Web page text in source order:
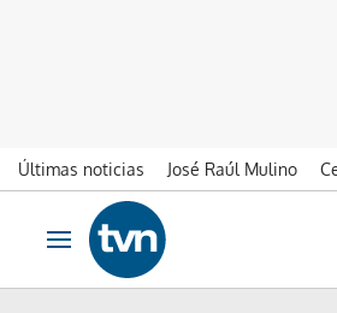
Últimas noticias José Raúl Mulino
Ir al contenido
Obrir navegació